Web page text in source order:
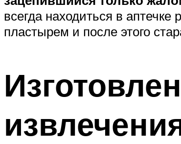
всегда находиться в
пластырем и после этого